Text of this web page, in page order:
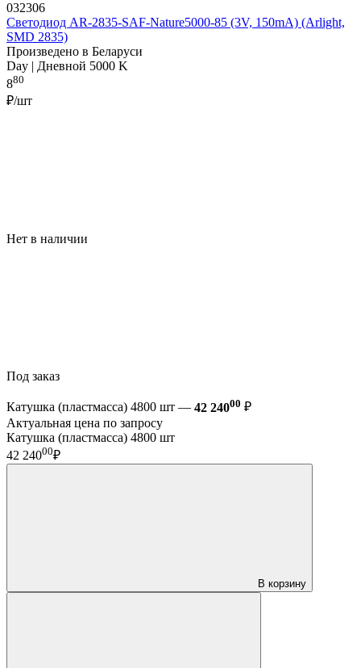
032306
Светодиод AR-2835-SAF-Nature5000-85 (3V, 150mA) (Arlight,
SMD 2835)
Произведено в Беларуси
Day | Дневной 5000 K
880
₽/шт
Нет в наличии
Под заказ
Катушка (пластмасса) 4800 шт — 42 24000 ₽
Актуальная цена по запросу
Катушка (пластмасса) 4800 шт
42 24000₽
В корзину